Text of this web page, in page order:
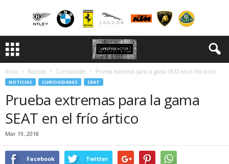
Inicio Noticias Curiosidades Prueba extremas para la gama SEAT en el frío ártico
NOTICIAS CURIOSIDADES SEAT
Prueba extremas para la gama
SEAT en el frío ártico
Mar 19, 2018
Facebook Twitter